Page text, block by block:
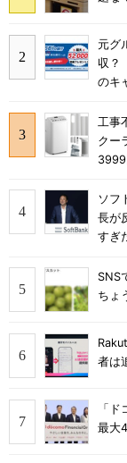
元グ
収？
のキ
工事
クー
ソフ
長が
すぎ
SNS
ちょ
者は
「
最大